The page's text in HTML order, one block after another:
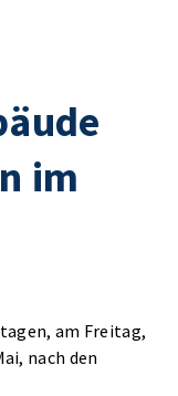
im
am Freitag,
nach den